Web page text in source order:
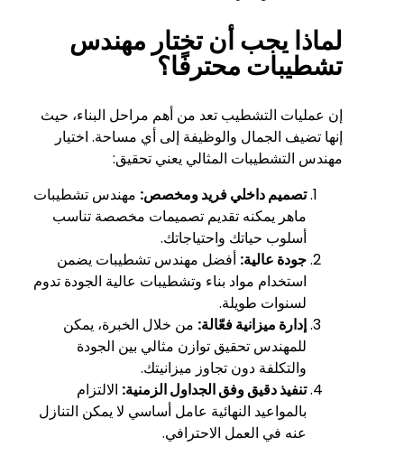
لماذا يجب أن تختار مهندس
تشطيبات محترفًا؟
إن عمليات التشطيب تعد من أهم مراحل البناء، حيث
إنها تضيف الجمال والوظيفة إلى أي مساحة. اختيار
مهندس التشطيبات المثالي يعني تحقيق:
تصميم داخلي فريد ومخصص: مهندس تشطيبات
ماهر يمكنه تقديم تصميمات مخصصة تناسب
أسلوب حياتك واحتياجاتك.
جودة عالية: أفضل مهندس تشطيبات يضمن
استخدام مواد بناء وتشطيبات عالية الجودة تدوم
لسنوات طويلة.
إدارة ميزانية فعّالة: من خلال الخبرة، يمكن
للمهندس تحقيق توازن مثالي بين الجودة
والتكلفة دون تجاوز ميزانيتك.
تنفيذ دقيق وفق الجداول الزمنية: الالتزام
بالمواعيد النهائية عامل أساسي لا يمكن التنازل
عنه في العمل الاحترافي.